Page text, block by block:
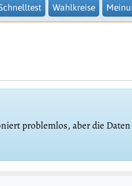
Wahlkreise
problemlos, aber die